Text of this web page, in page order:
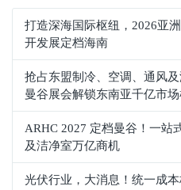
打造深海国际枢纽，2026亚
开发展定档海南
抢占东盟制冷、空调、通风
曼谷展会解锁东南亚千亿市
ARHC 2027 定档曼谷！一站
及洁净室万亿商机
光伏行业，大消息！统一成